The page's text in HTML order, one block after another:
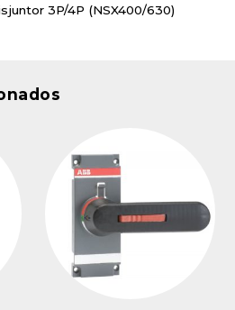
3P/4P (NSX400/630)